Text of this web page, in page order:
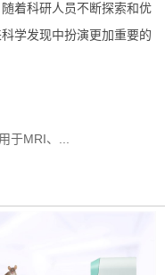
着科研人员不断探索和优
学发现中扮演更加重要的
于MRI、...